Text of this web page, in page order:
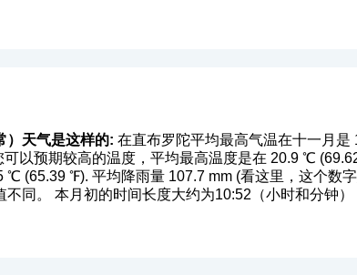
）天气是这样的: 在直布罗陀平均最高气温在十一月
以预期较高的温度，平均最高温度是在 20.9 ℃
℃ (65.39 ℉). 平均降雨量 107.7 mm (看这里，这个数
同。 本月初的时间长度大约为10:52（小时和分钟